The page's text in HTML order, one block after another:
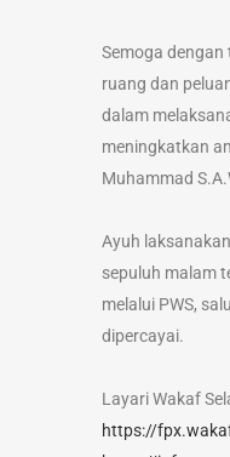
Semoga
ruang dan
dalam
meningkatkan
Muhammad
Ayuh
sepuluh malam
melalui PWS,
dipercayai.
Layari Wakaf
https://